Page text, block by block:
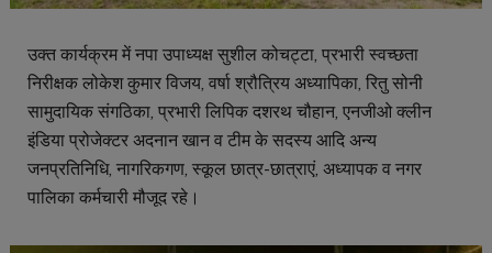
उक्त कार्यक्रम में नपा उपाध्यक्ष सुशील कोचट्टा, प्रभारी स्वच्छता
निरीक्षक लोकेश कुमार विजय, वर्षा श्रौत्रिय अध्यापिका, रितु सोनी
सामुदायिक संगठिका, प्रभारी लिपिक दशरथ चौहान, एनजीओ क्लीन
इंडिया प्रोजेक्टर अदनान खान व टीम के सदस्य आदि अन्य
जनप्रतिनिधि, नागरिकगण, स्कूल छात्र-छात्राएं, अध्यापक व नगर
पालिका कर्मचारी मौजूद रहे।